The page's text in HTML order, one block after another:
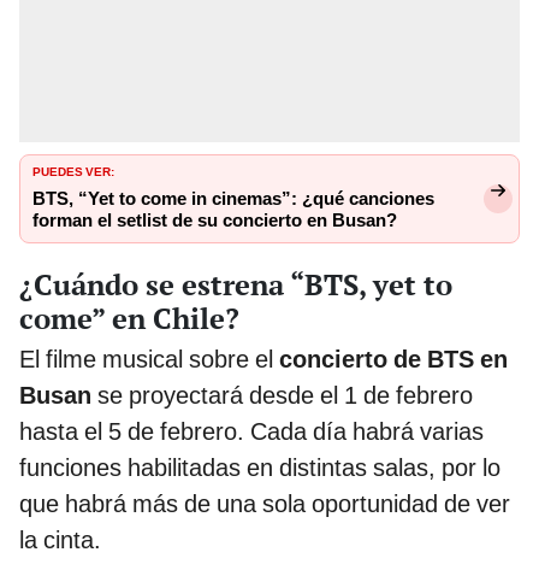
PUEDES VER:
BTS, “Yet to come in cinemas”: ¿qué canciones
forman el setlist de su concierto en Busan?
¿Cuándo se estrena “BTS, yet to
come” en Chile?
El filme musical sobre el concierto de BTS en
Busan se proyectará desde el 1 de febrero
hasta el 5 de febrero. Cada día habrá varias
funciones habilitadas en distintas salas, por lo
que habrá más de una sola oportunidad de ver
la cinta.